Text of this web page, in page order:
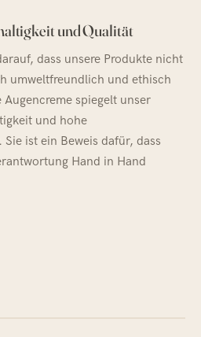
und Qualität
dass unsere Produkte nicht
umweltfreundlich und ethisch
spiegelt unser
und hohe
ist ein Beweis dafür, dass
Hand in Hand